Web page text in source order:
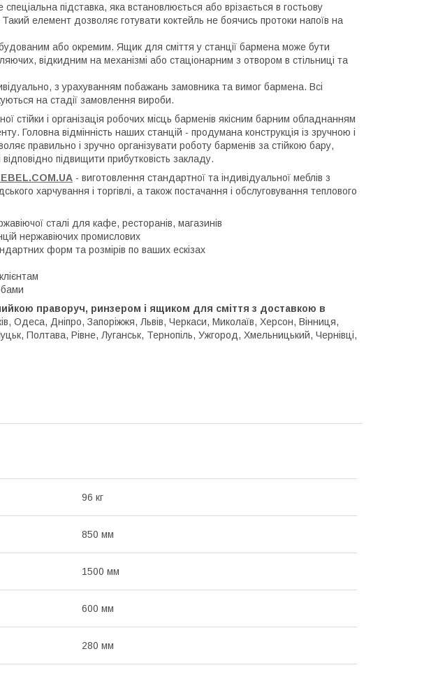
підставка, яка встановлюється або врізається в гостьову
елемент дозволяє готувати коктейль не боячись протоки напоїв на
або окремим. Ящик для сміття у станції бармена може бути
відкидним на механізмі або стаціонарним з отвором в стільниці та
з урахуванням побажань замовника та вимог бармена. Всі
на стадії замовлення вироби.
стійки і організація робочих місць барменів якісним барним обладнанням
Головна відмінність наших станцій - продумана конструкція із зручною і
правильно і зручно організувати роботу барменів за стійкою бару,
підвищити прибутковість закладу.
- виготовлення стандартної та індивідуальної меблів з
харчування і торгівлі, а також постачання і обслуговування теплового
сталі для кафе, ресторанів, магазинів
нержавіючих промислових
форм та розмірів по ваших ескізах
праворуч, ринзером і ящиком для сміття з доставкою в
Одеса, Дніпро, Запоріжжя, Львів, Черкаси, Миколаїв, Херсон, Вінниця,
Полтава, Рівне, Луганськ, Тернопіль, Ужгород, Хмельницький, Чернівці,
96 кг
850 мм
1500 мм
600 мм
280 мм